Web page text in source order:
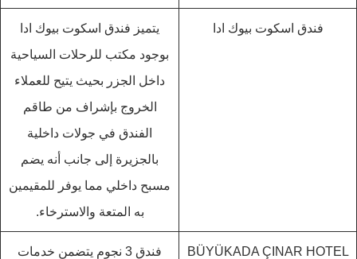
فندق اسكوت بيوك ادا
يتميز فندق اسكوت بيوك ادا
بوجود مكتب للرحلات السياحية
داخل الجزر بحيث يتيح للعملاء
الخروج بإشراف من طاقم
الفندق في جولات داخلية
بالجزيرة إلى جانب أنه يضم
مسبح داخلي مما يوفر للمقيمين
به المتعة والاسترخاء.
BÜYÜKADA ÇINAR HOTEL
فندق 3 نجوم يتضمن خدمات